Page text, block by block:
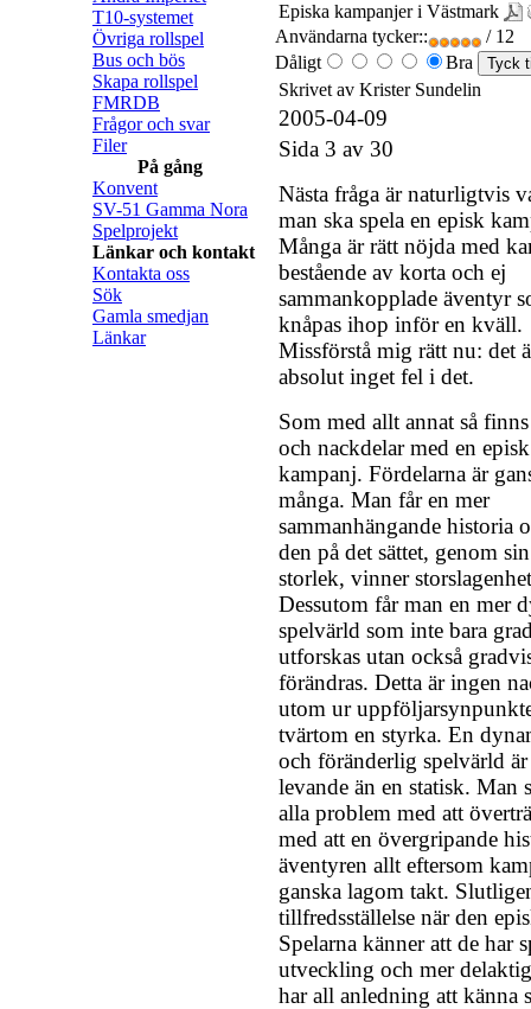
T10-systemet
Övriga rollspel
Bus och bös
Skapa rollspel
FMRDB
Frågor och svar
Filer
På gång
Konvent
SV-51 Gamma Nora
Spelprojekt
Länkar och kontakt
Kontakta oss
Sök
Gamla smedjan
Länkar
Episka kampanjer i Västmark
Användarna tycker::
/ 12
Dåligt
Bra
Skrivet av Krister Sundelin
2005-04-09
Sida 3 av 30
Nästa fråga är naturligtvis
man ska spela en episk
Många är rätt nöjda med
bestående av korta och ej
sammankopplade äventyr
knåpas ihop inför en kväll.
Missförstå mig rätt nu: det
absolut inget fel i det.
Som med allt annat så
och nackdelar med en episk
kampanj. Fördelarna är
många. Man får en mer
sammanhängande historia
den på det sättet, genom
storlek, vinner
Dessutom får man en mer
spelvärld som inte bara
utforskas utan också
förändras. Detta är ingen
utom ur
tvärtom en styrka. En
och föränderlig spelvärld
levande än en statisk. Man
alla problem med att
med att en övergripande
äventyren allt eftersom
ganska lagom takt.
tillfredsställelse när den
Spelarna känner att de har
utveckling och mer
har all anledning att känna